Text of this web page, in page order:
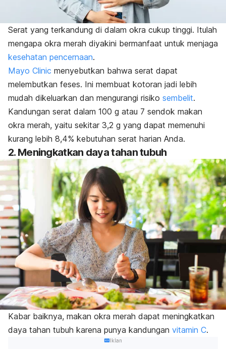
Serat yang terkandung di dalam okra cukup tinggi. Itulah
mengapa okra merah diyakini bermanfaat untuk menjaga
kesehatan pencernaan.
Mayo Clinic menyebutkan bahwa serat dapat
melembutkan feses. Ini membuat kotoran jadi lebih
mudah dikeluarkan dan mengurangi risiko sembelit.
Kandungan serat dalam 100 g atau 7 sendok makan
okra merah, yaitu sekitar 3,2 g yang dapat memenuhi
kurang lebih 8,4% kebutuhan serat harian Anda.
2. Meningkatkan daya tahan tubuh
Kabar baiknya, makan okra merah dapat meningkatkan
daya tahan tubuh karena punya kandungan vitamin C.
Iklan